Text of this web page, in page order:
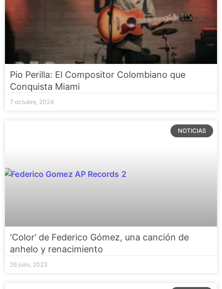
Pio Perilla: El Compositor Colombiano que
Conquista Miami
7 octubre, 2024
NOTICIAS
‘Color’ de Federico Gómez, una canción de
anhelo y renacimiento
26 julio, 2023